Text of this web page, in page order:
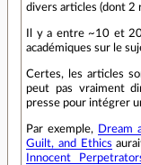
divers articles (dont 2
Il y a entre ~10 et
académiques sur le
Certes, les articles
peut pas vraiment
presse pour intégrer
Par exemple,
Dream
Guilt, and Ethics
Innocent